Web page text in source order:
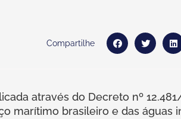
Compartilhe
através do Decreto nº
marítimo brasileiro e das águas